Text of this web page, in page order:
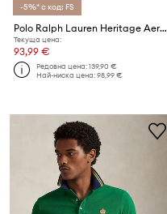
-5%* с код: FS
Polo Ralph Lauren Heritage Aera маратонки дамски от кожа
Текуща цена:
93,99 €
Редовна цена:139,90 €
Най-ниска цена:98,99 €